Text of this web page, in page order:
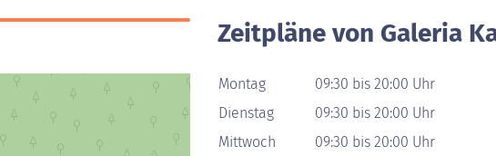
Zeitpläne von Galeria
Montag
09:30 bis 20:00 Uhr
Dienstag
09:30 bis 20:00 Uhr
Mittwoch
09:30 bis 20:00 Uhr